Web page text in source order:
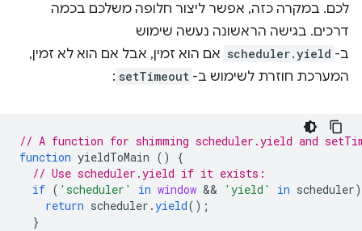
לכם. במקרה כזה, אפשר ליצור חלופה משלכם בכמה
דרכים. בגישה הראשונה נעשה שימוש
ב- scheduler.yield אם הוא זמין, אבל אם הוא לא זמין,
המערכת חוזרת לשימוש ב- setTimeout
:
// A function for shimming scheduler.yield and
function yieldToMain ()
{
// Use scheduler.yield if it exists:
if ( 'scheduler' in window && 'yield' in scheduler)
return scheduler .yield();
}